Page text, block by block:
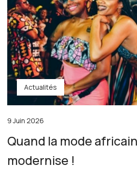
Actualités
9 Juin 2026
Quand la mode
modernise !